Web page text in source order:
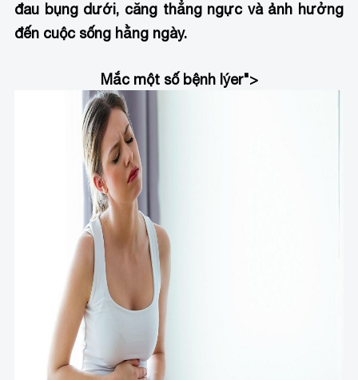
đau bụng dưới, căng thẳng ngực và ảnh hưởng
đến cuộc sống hằng ngày.
Mắc một số bệnh lýer">